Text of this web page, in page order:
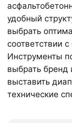
удобный
выбрать
соответствии
Инструменты
выбрать
выставить
технические